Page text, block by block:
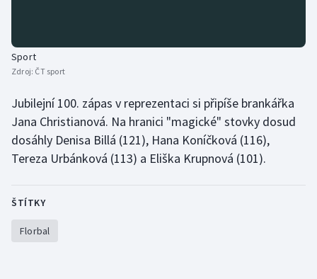
Sport
Zdroj: ČT sport
Jubilejní 100. zápas v reprezentaci si připíše brankářka
Jana Christianová. Na hranici "magické" stovky dosud
dosáhly Denisa Billá (121), Hana Koníčková (116),
Tereza Urbánková (113) a Eliška Krupnová (101).
ŠTÍTKY
Florbal